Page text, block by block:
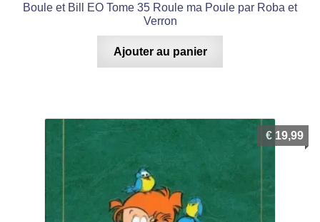
Boule et Bill EO Tome 35 Roule ma Poule par Roba et
Verron
Ajouter au panier
€ 19,99